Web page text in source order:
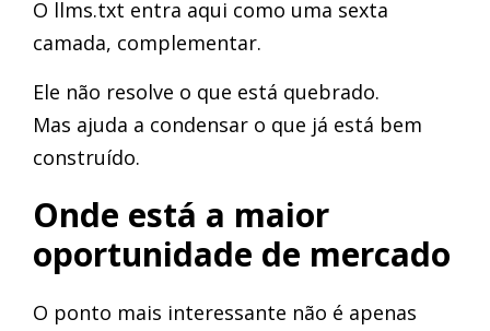
O llms.txt entra aqui como uma sexta
camada, complementar.
Ele não resolve o que está quebrado.
Mas ajuda a condensar o que já está bem
construído.
Onde está a maior
oportunidade de mercado
O ponto mais interessante não é apenas